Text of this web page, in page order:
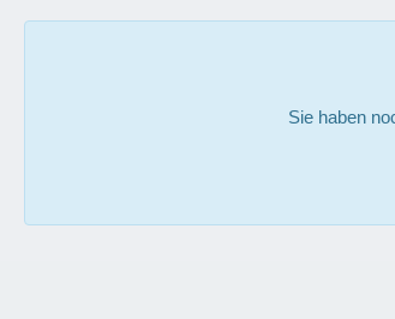
Sie haben